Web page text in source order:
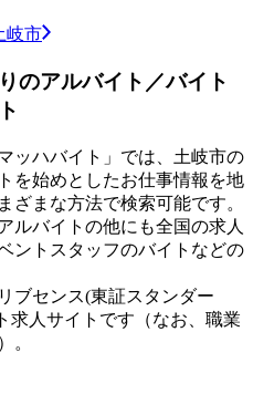
岐市
のアルバイト／バイト
ッハバイト」では、土岐市の
を始めとしたお仕事情報を地
ざまな方法で検索可能です。
ルバイトの他にも全国の求人
ントスタッフのバイトなどの
ブセンス(東証スタンダー
求人サイトです（なお、職業
。